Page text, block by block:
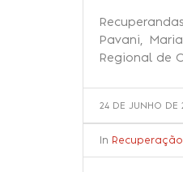
Pavani,
Regional de
24 DE JUNHO DE
In